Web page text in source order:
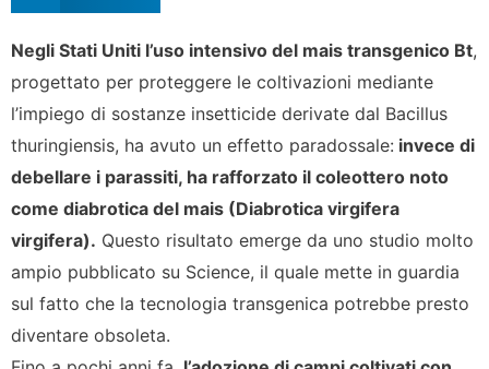
Negli Stati Uniti l’uso intensivo del mais transgenico Bt,
progettato per proteggere le coltivazioni mediante
l’impiego di sostanze insetticide derivate dal Bacillus
thuringiensis, ha avuto un effetto paradossale: invece di
debellare i parassiti, ha rafforzato il coleottero noto
come diabrotica del mais (Diabrotica virgifera
virgifera). Questo risultato emerge da uno studio molto
ampio pubblicato su Science, il quale mette in guardia
sul fatto che la tecnologia transgenica potrebbe presto
diventare obsoleta.